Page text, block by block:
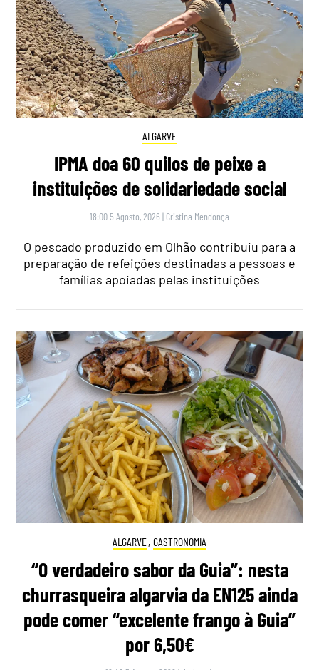
ALGARVE
IPMA doa 60 quilos de peixe a
instituições de solidariedade social
18:00 5 Agosto, 2026 | Cristina Mendonça
O pescado produzido em Olhão contribuiu para a
preparação de refeições destinadas a pessoas e
famílias apoiadas pelas instituições
ALGARVE, GASTRONOMIA
“O verdadeiro sabor da Guia”: nesta
churrasqueira algarvia da EN125 ainda
pode comer “excelente frango à Guia”
por 6,50€